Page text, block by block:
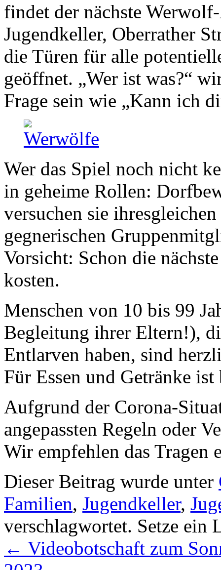
findet der nächste
Jugendkeller, Oberrather
die Türen für alle
geöffnet. „Wer ist was?“
Frage sein wie „Kann ich
Wer das Spiel noch nicht
in geheime Rollen:
versuchen sie
gegnerischen
Vorsicht: Schon die
kosten.
Menschen von 10 bis 99
Begleitung ihrer Eltern!),
Entlarven haben, sind
Für Essen und Getränke ist
Aufgrund der Corona-
angepassten Regeln oder
Wir empfehlen das Tragen
Dieser Beitrag wurde unter
Familien, Jugendkeller,
verschlagwortet. Setze ein
← Videobotschaft zum